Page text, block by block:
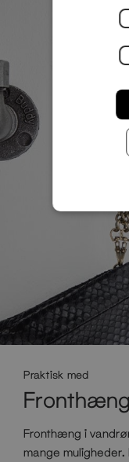
Praktisk med
Fronthæng i
mange